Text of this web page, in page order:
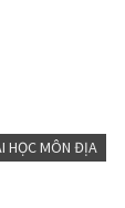
HỌC MÔN ĐỊA